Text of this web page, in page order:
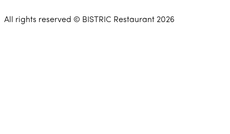
All rights reserved © BISTRIC Restaurant 2026